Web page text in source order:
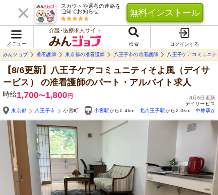
スカウトや選考の連絡を
通知でお知らせ
無料インストール
メニュー
介護･医療求人サイト
検索
ログインする
みんジョブ
准看護師 東京都の准看護師 八王子市の准看護師 八王子ケアコミュニテ
【8/6更新】八王子ケアコミュニティそよ風（デイサ
ービス）
の准看護師のパート・アルバイト求人
時給1,700〜1,800円
8月6日更新
デイサービス
東京都
八王子市 小宮町 小宮駅から0.4km 北八王子駅から2.0km 中神駅か